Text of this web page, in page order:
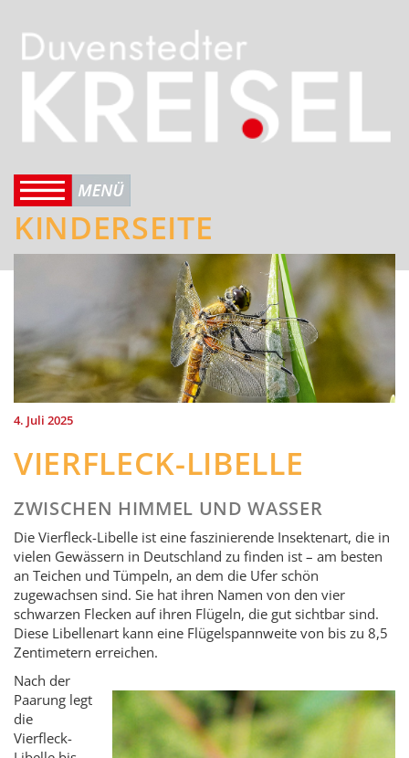
KINDERSEITE
4. Juli 2025
VIERFLECK-LIBELLE
ZWISCHEN HIMMEL UND WASSER
Die Vierfleck-Libelle ist eine faszinierende Insektenart, die in
vielen Gewässern in Deutschland zu finden ist – am besten
an Teichen und Tümpeln, an dem die Ufer schön
zugewachsen sind. Sie hat ihren Namen von den vier
schwarzen Flecken auf ihren Flügeln, die gut sichtbar sind.
Diese Libellenart kann eine Flügelspannweite von bis zu 8,5
Zentimetern erreichen.
Nach der
Paarung legt
die
Vierfleck-